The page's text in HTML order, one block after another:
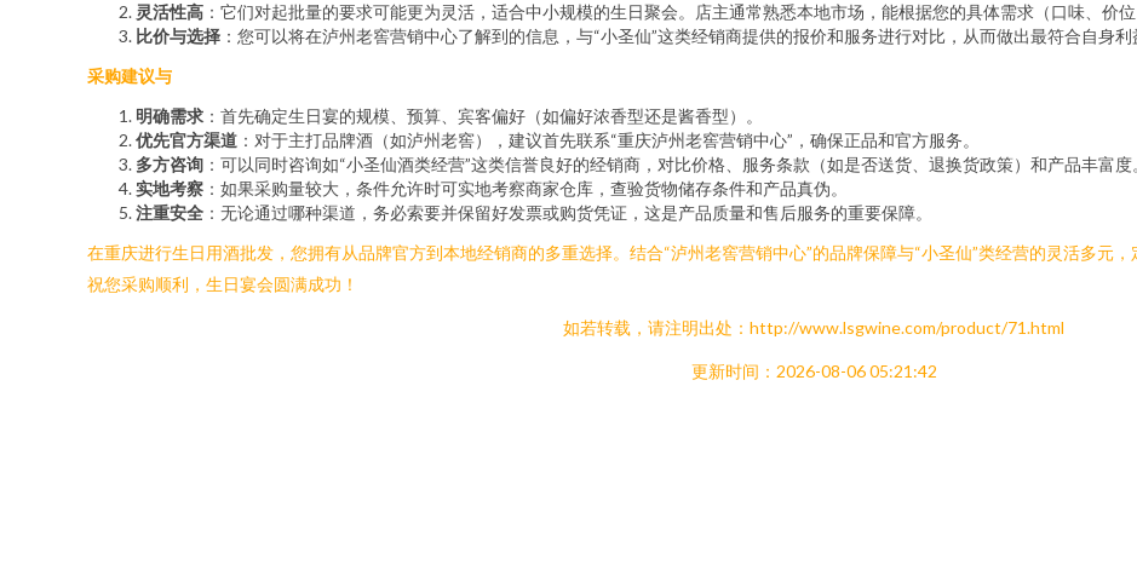
灵活性高 ：它们对起批量的要求可能更为灵活，适合中小规模的生日聚会。店主通常熟悉本地市场，能根据您的具体需求（口味、价位
比价与选择 ：您可以将在泸州老窖营销中心了解到的信息，与“小圣仙”这类经销商提供的报价和服务进行对比，从而做出最符合自身利
采购建议与
明确需求 ：首先确定生日宴的规模、预算、宾客偏好（如偏好浓香型还是酱香型）。
优先官方渠道 ：对于主打品牌酒（如泸州老窖），建议首先联系“重庆泸州老窖营销中心”，确保正品和官方服务。
多方咨询 ：可以同时咨询如“小圣仙酒类经营”这类信誉良好的经销商，对比价格、服务条款（如是否送货、退换货政策）和产品丰富度
实地考察 ：如果采购量较大，条件允许时可实地考察商家仓库，查验货物储存条件和产品真伪。
注重安全 ：无论通过哪种渠道，务必索要并保留好发票或购货凭证，这是产品质量和售后服务的重要保障。
在重庆进行生日用酒批发，您拥有从品牌官方到本地经销商的多重选择。结合“泸州老窖营销中心”的品牌保障与“小圣仙”类经营的灵活多元
祝您采购顺利，生日宴会圆满成功！
如若转载，请注明出处：http://www.lsgwine.com/product/71.html
更新时间：2026-08-06 05:21:42